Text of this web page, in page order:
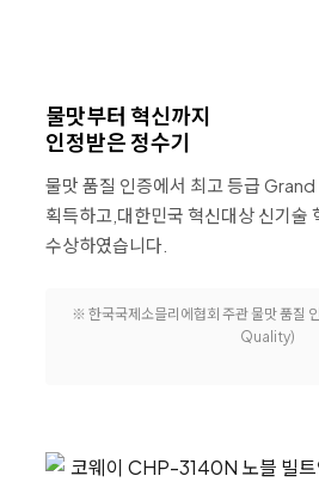
물맛부터 혁신까지
인정받은 정수기
물맛 품질 인증에서 최고 등급
획득하고, 대한민국 혁신대상 신기술
수상하였습니다.
※ 한국국제소믈리에협회 주관 물맛 품
Quality)